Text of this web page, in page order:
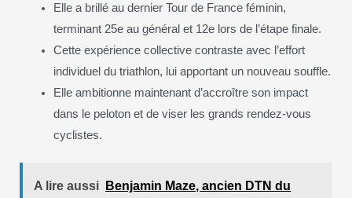
Elle a brillé au dernier Tour de France féminin,
terminant 25e au général et 12e lors de l’étape finale.
Cette expérience collective contraste avec l’effort
individuel du triathlon, lui apportant un nouveau souffle.
Elle ambitionne maintenant d’accroître son impact
dans le peloton et de viser les grands rendez-vous
cyclistes.
A lire aussi
Benjamin Maze, ancien DTN du